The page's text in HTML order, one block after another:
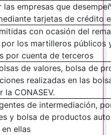
empresas que
tarjetas de crédito
con ocasión del
los martilleros públicos
por cuenta de terceros
de valores, bolsa de
realizadas en las
CONASEV.
de intermediación,
y bolsa de productos
ellas